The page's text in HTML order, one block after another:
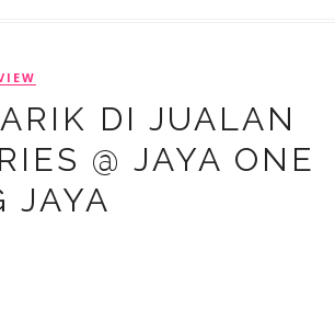
DI JUALAN
@ JAYA ONE
JAYA